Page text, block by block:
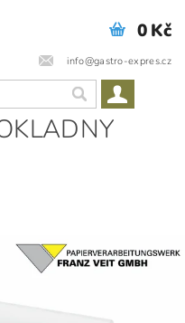
info@gastro-expres.cz
0 Kč